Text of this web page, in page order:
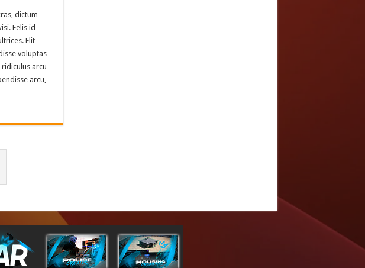
dictum
Felis id
Elit
voluptas
arcu
arcu,